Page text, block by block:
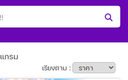
กรม
เรียงตาม :